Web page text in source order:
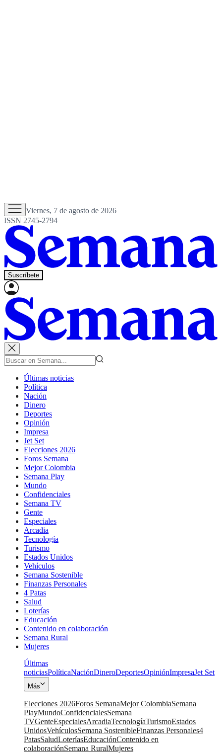
Viernes, 7 de agosto de 2026
ISSN 2745-2794
Suscríbete
Últimas noticias
Política
Nación
Dinero
Deportes
Opinión
Impresa
Jet Set
Elecciones 2026
Foros Semana
Mejor Colombia
Semana Play
Mundo
Confidenciales
Semana TV
Gente
Especiales
Arcadia
Tecnología
Turismo
Estados Unidos
Vehículos
Semana Sostenible
Finanzas Personales
4 Patas
Salud
Loterías
Educación
Contenido en colaboración
Semana Rural
Mujeres
Últimas
noticiasPolíticaNaciónDineroDeportesOpiniónImpresaJet Set
Más
Elecciones 2026Foros SemanaMejor ColombiaSemana
PlayMundoConfidencialesSemana
TVGenteEspecialesArcadiaTecnologíaTurismoEstados
UnidosVehículosSemana SostenibleFinanzas Personales4
PatasSaludLoteríasEducaciónContenido en
colaboraciónSemana RuralMujeres